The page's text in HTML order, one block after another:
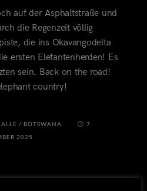
auf der Asphaltstraße und
die Regenzeit völlig
die ins Okavangodelta
ersten Elefantenherden! Es
sein. Back on the road!
country!
ALLE / BOTSWANA
7.
2025